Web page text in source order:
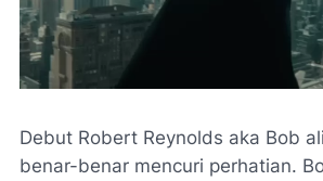
Debut Robert Reynolds aka Bob
benar-benar mencuri perhatian.